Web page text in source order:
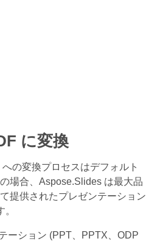
に変換
の変換プロセスはデフォルト
場合、Aspose.Slides は最大品
提供されたプレゼンテーション
ーション (PPT、PPTX、ODP